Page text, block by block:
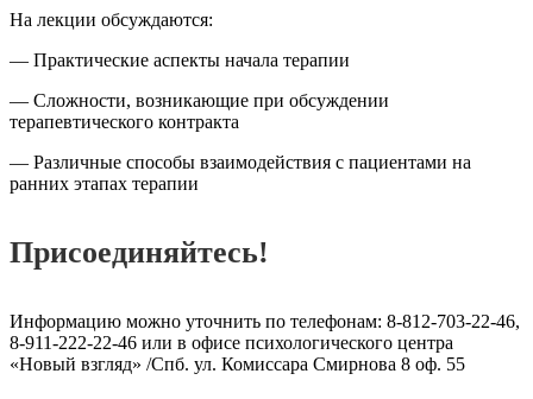
На лекции обсуждаются:
— Практические аспекты начала терапии
— Сложности, возникающие при обсуждении
терапевтического контракта
— Различные способы взаимодействия с пациентами на
ранних этапах терапии
Присоединяйтесь!
Информацию можно уточнить по телефонам: 8-812-703-22-46,
8-911-222-22-46 или в офисе психологического центра
«Новый взгляд» /Спб. ул. Комиссара Смирнова 8 оф. 55